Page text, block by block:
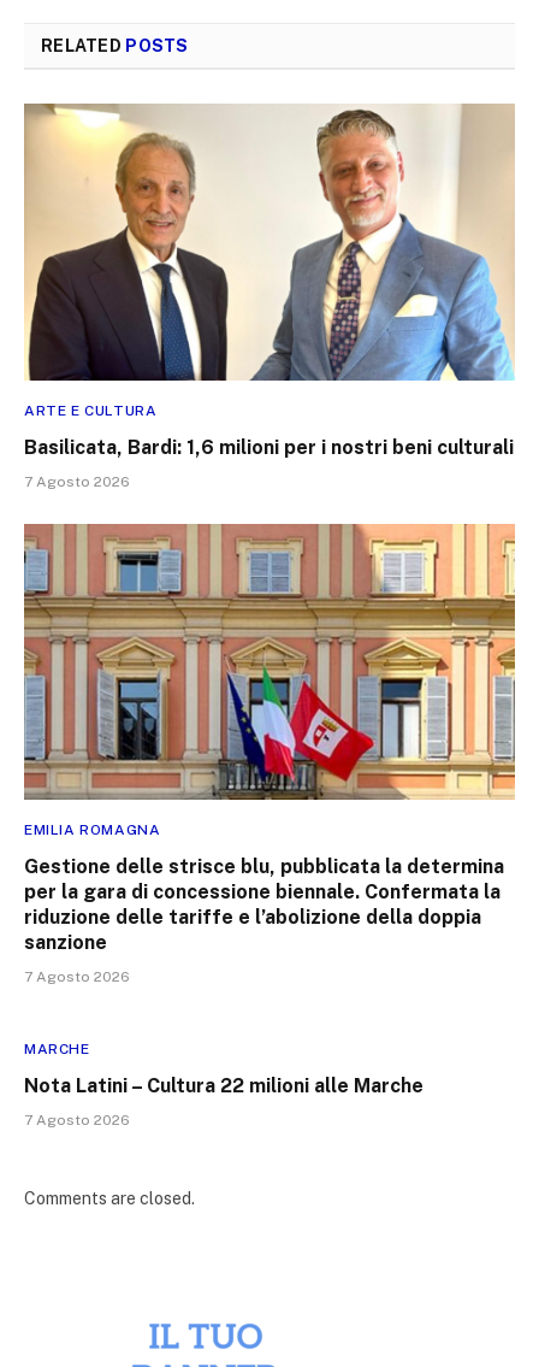
RELATED POSTS
ARTE E CULTURA
Basilicata, Bardi: 1,6 milioni per i nostri beni culturali
7 Agosto 2026
EMILIA ROMAGNA
Gestione delle strisce blu, pubblicata la determina
per la gara di concessione biennale. Confermata la
riduzione delle tariffe e l’abolizione della doppia
sanzione
7 Agosto 2026
MARCHE
Nota Latini – Cultura 22 milioni alle Marche
7 Agosto 2026
Comments are closed.